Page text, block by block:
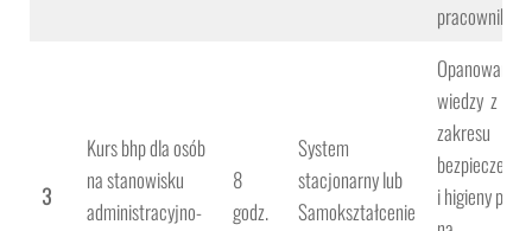
3
Kurs bhp dla osób
na stanowisku
administracyjno-
8
godz.
System
stacjonarny lub
Samokształcenie
Opanowanie
wiedzy z
zakresu
i higieny pracy